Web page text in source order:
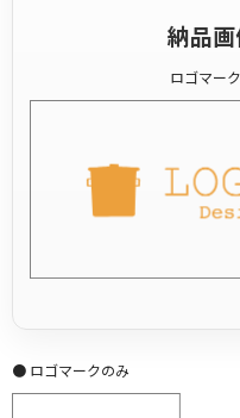
納品
ロゴマー
● ロゴマークのみ